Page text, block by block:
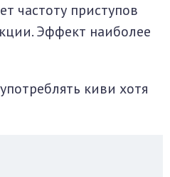
частоту приступов
Эффект наиболее
киви хотя